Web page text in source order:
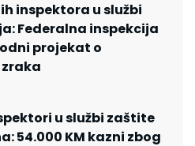
inspektora u službi
Federalna inspekcija
projekat o
u službi zaštite
54.000 KM kazni zbog